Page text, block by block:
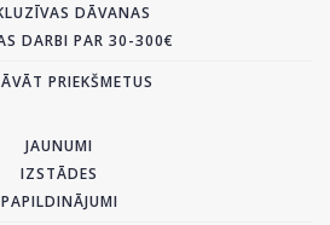
DĀVANAS
DARBI PAR 30-300€
PRIEKŠMETUS
JAUNUMI
IZSTĀDES
PAPILDINĀJUMI